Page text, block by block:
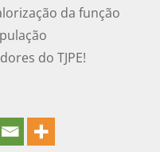
da função
do TJPE!